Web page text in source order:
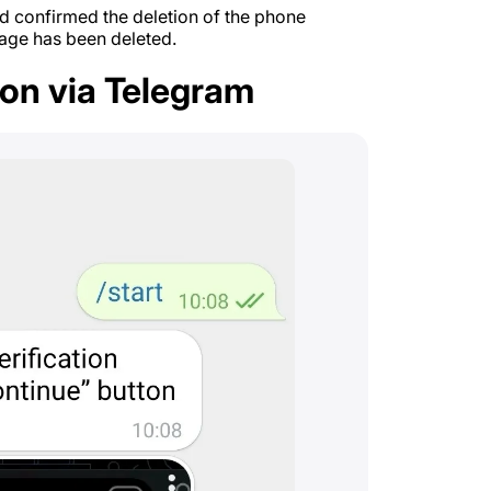
confirmed the deletion of the phone
has been deleted.
via Telegram